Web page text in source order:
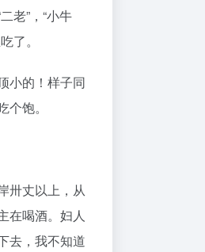
老”，“小牛
了。
小的！样子同
饱。
卅丈以上，从
在喝酒。妇人
去，我不知道